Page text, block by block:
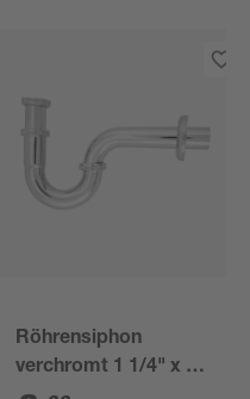
Röhrensiphon
verchromt 1 1/4" x 32